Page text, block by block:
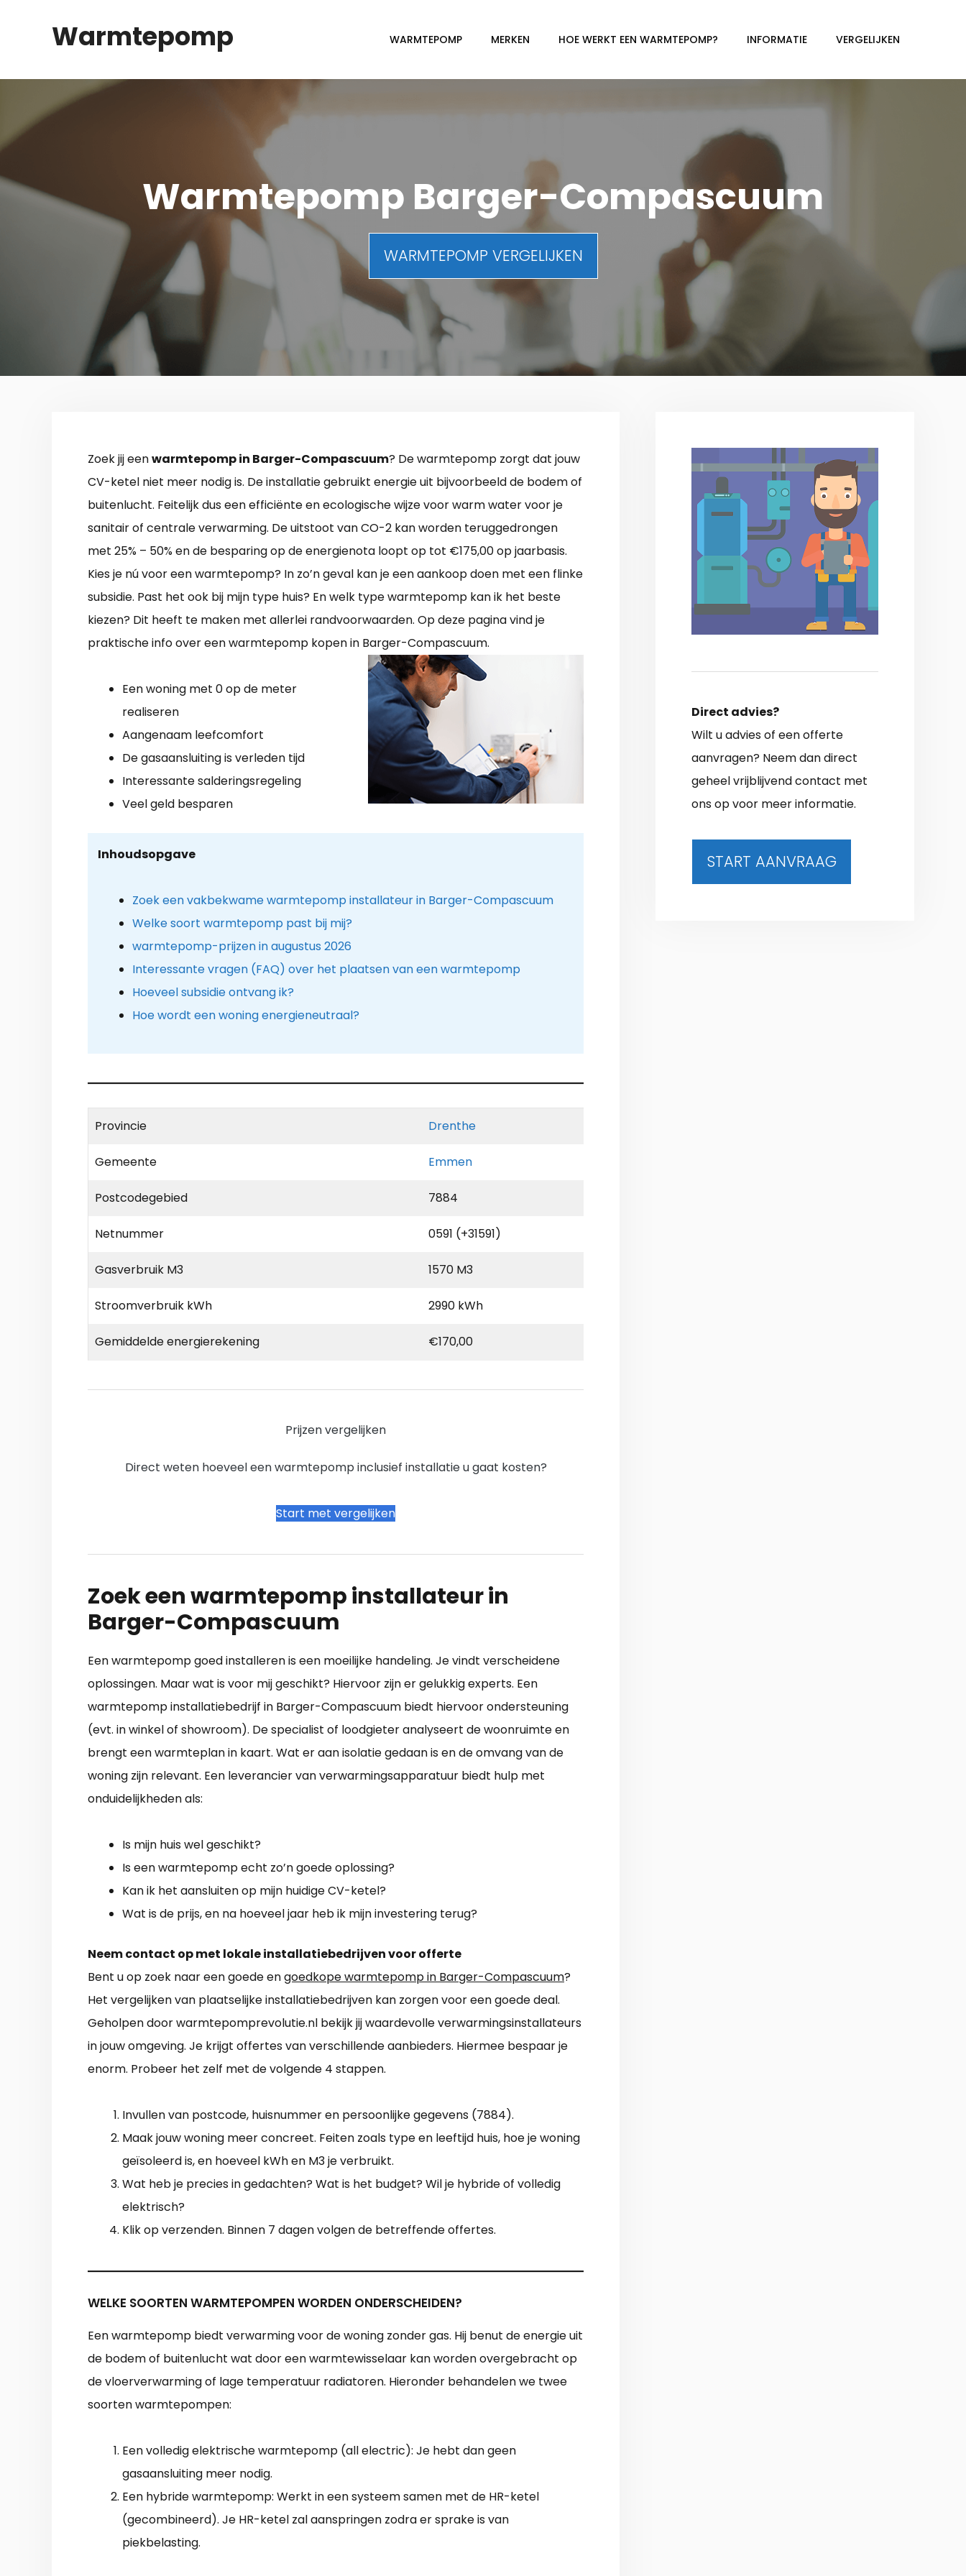
Warmtepomp WARMTEPOMP MERKEN HOE WERKT EEN WARMTEPOMP? INFORMATIE VERGELIJKEN
Warmtepomp Barger-Compascuum
WARMTEPOMP VERGELIJKEN
Zoek jij eenwarmtepomp in Barger-Compascuum? De warmtepomp zorgt dat jouw
CV-ketel niet meer nodig is. De installatie gebruikt energie uit bijvoorbeeld de bodem of
buitenlucht. Feitelijk dus een efficiënte en ecologische wijze voor warm water voor je
sanitair of centrale verwarming. De uitstoot van CO-2 kan worden teruggedrongen
met 25% – 50% en de besparing op de energienota loopt op tot €175,00 op jaarbasis.
Kies je nú voor een warmtepomp? In zo’n geval kan je een aankoop doen met een flinke
subsidie. Past het ook bij mijn type huis? En welk type warmtepomp kan ik het beste
kiezen? Dit heeft te maken met allerlei randvoorwaarden. Op deze pagina vind je
praktische info over een warmtepomp kopen in Barger-Compascuum.
Een woning met 0 op de meter
realiseren
Aangenaam leefcomfort
De gasaansluiting is verleden tijd
Interessante salderingsregeling
Veel geld besparen
Inhoudsopgave
Zoek een vakbekwame warmtepomp installateur in Barger-Compascuum
Welke soort warmtepomp past bij mij?
warmtepomp-prijzen in augustus 2026
Interessante vragen (FAQ) over het plaatsen van een warmtepomp
Hoeveel subsidie ontvang ik?
Hoe wordt een woning energieneutraal?
Provincie Drenthe
Gemeente Emmen
Postcodegebied 7884
Netnummer 0591 (+31591)
Gasverbruik M3 1570 M3
Stroomverbruik kWh 2990 kWh
Gemiddelde energierekening €170,00
Prijzen vergelijken
Direct weten hoeveel een warmtepomp inclusief installatie u gaat kosten?
Start met vergelijken
Zoek een warmtepomp installateur in
Barger-Compascuum
Een warmtepomp goed installeren is een moeilijke handeling. Je vindt verscheidene
oplossingen. Maar wat is voor mij geschikt? Hiervoor zijn er gelukkig experts. Een
warmtepomp installatiebedrijf in Barger-Compascuum biedt hiervoor ondersteuning
(evt. in winkel of showroom). De specialist of loodgieter analyseert de woonruimte en
brengt een warmteplan in kaart. Wat er aan isolatie gedaan is en de omvang van de
woning zijn relevant. Een leverancier van verwarmingsapparatuur biedt hulp met
onduidelijkheden als:
Is mijn huis wel geschikt?
Is een warmtepomp echt zo’n goede oplossing?
Kan ik het aansluiten op mijn huidige CV-ketel?
Wat is de prijs, en na hoeveel jaar heb ik mijn investering terug?
Neem contact op met lokale installatiebedrijven voor offerte
Bent u op zoek naar een goede engoedkope warmtepomp in Barger-Compascuum?
Het vergelijken van plaatselijke installatiebedrijven kan zorgen voor een goede deal.
Geholpen door warmtepomprevolutie.nl bekijk jij waardevolle verwarmingsinstallateurs
in jouw omgeving. Je krijgt offertes van verschillende aanbieders. Hiermee bespaar je
enorm. Probeer het zelf met de volgende 4 stappen.
Invullen van postcode, huisnummer en persoonlijke gegevens (7884).
Maak jouw woning meer concreet. Feiten zoals type en leeftijd huis, hoe je woning
geïsoleerd is, en hoeveel kWh en M3 je verbruikt.
Wat heb je precies in gedachten? Wat is het budget? Wil je hybride of volledig
elektrisch?
Klik op verzenden. Binnen 7 dagen volgen de betreffende offertes.
WELKE SOORTEN WARMTEPOMPEN WORDEN ONDERSCHEIDEN?
Een warmtepomp biedt verwarming voor de woning zonder gas. Hij benut de energie uit
de bodem of buitenlucht wat door een warmtewisselaar kan worden overgebracht op
de vloerverwarming of lage temperatuur radiatoren. Hieronder behandelen we twee
soorten warmtepompen:
Een volledig elektrische warmtepomp (all electric): Je hebt dan geen
gasaansluiting meer nodig.
Een hybride warmtepomp: Werkt in een systeem samen met de HR-ketel
(gecombineerd). Je HR-ketel zal aanspringen zodra er sprake is van
piekbelasting.
Direct advies?
Wilt u advies of een offerte
aanvragen? Neem dan direct
geheel vrijblijvend contact met
ons op voor meer informatie.
START AANVRAAG